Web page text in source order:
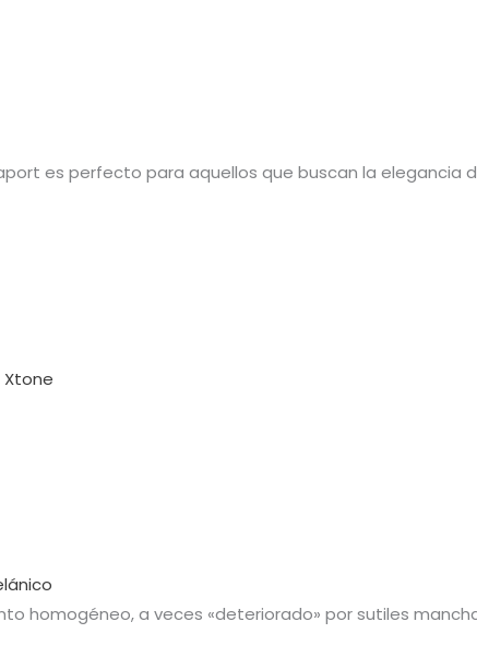
es perfecto para aquellos que buscan la elegancia
Xtone
homogéneo, a veces «deteriorado» por sutiles